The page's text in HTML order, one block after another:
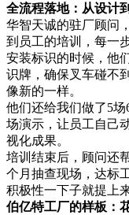
全流程落地：从设计
华智天诚的驻厂顾问
到员工的培训，每一
安装标识的时候，他
识牌，确保叉车碰不
像新的一样。
他们还给我们做了5
场演示，让员工自己
视化成果。
培训结束后，顾问还
个月抽查现场，达标
积极性一下子就提上
伯亿特工厂的样板：